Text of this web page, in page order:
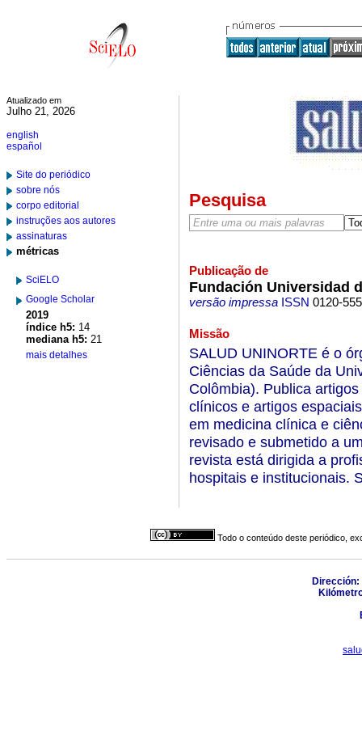
Atualizado em
Julho 21, 2026
english
español
Site do periódico
sobre nós
corpo editorial
instruções aos autores
assinaturas
métricas
SciELO
Google Scholar
2019
índice h5: 14
mediana h5: 21
mais detalhes
Pesquisa
Publicação de
Fundación Universidad
versão impressaISSN 0120-
Missão
SALUD UNINORTE é o
Ciências da Saúde da
Colômbia). Publica
clínicos e artigos
em medicina clínica e
revisado e submetido a
revista está dirigida a
hospitais e institucionais.
Todo o conteúdo deste periódico,
Dirección: